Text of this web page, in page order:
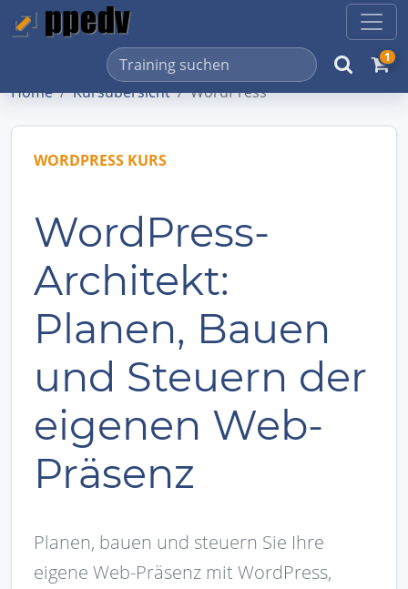
1
Home Kursübersicht WordPress
WORDPRESS KURS
WordPress-
Architekt:
Planen, Bauen
und Steuern der
eigenen Web-
Präsenz
Planen, bauen und steuern Sie Ihre
eigene Web-Präsenz mit WordPress,